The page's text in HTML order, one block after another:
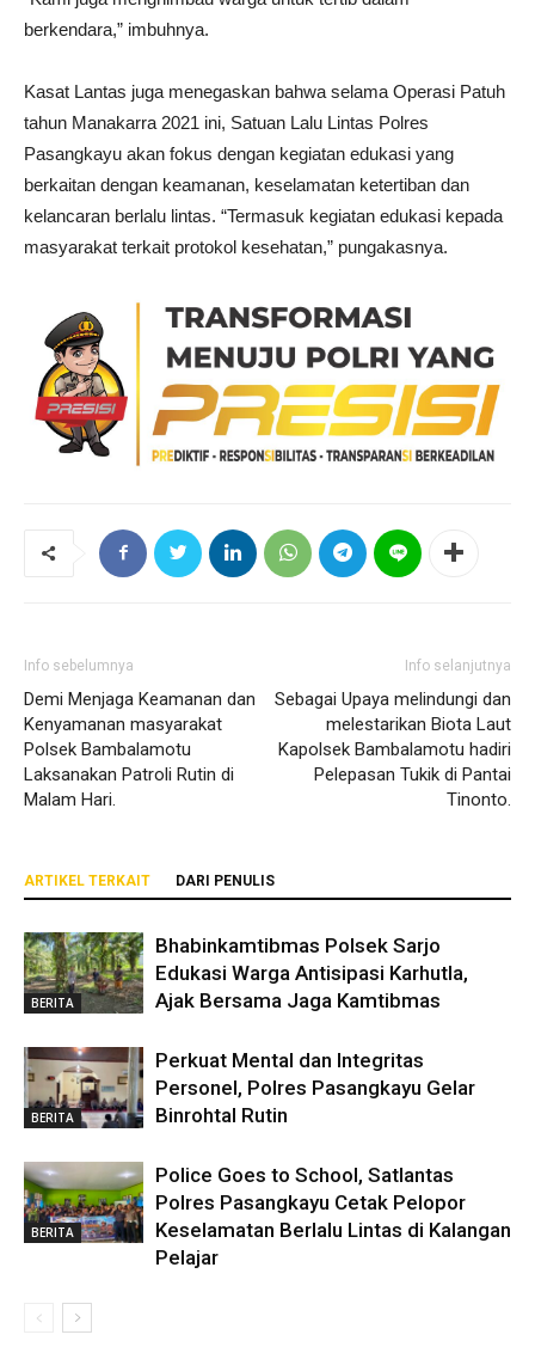
berkendara,” imbuhnya.
Kasat Lantas juga menegaskan bahwa selama Operasi Patuh
tahun Manakarra 2021 ini, Satuan Lalu Lintas Polres
Pasangkayu akan fokus dengan kegiatan edukasi yang
berkaitan dengan keamanan, keselamatan ketertiban dan
kelancaran berlalu lintas. “Termasuk kegiatan edukasi kepada
masyarakat terkait protokol kesehatan,” pungakasnya.
Info sebelumnya
Demi Menjaga Keamanan dan
Kenyamanan masyarakat
Polsek Bambalamotu
Laksanakan Patroli Rutin di
Malam Hari.
Info selanjutnya
Sebagai Upaya melindungi dan
melestarikan Biota Laut
Kapolsek Bambalamotu hadiri
Pelepasan Tukik di Pantai
Tinonto.
ARTIKEL TERKAIT DARI PENULIS
BERITA
Bhabinkamtibmas Polsek Sarjo
Edukasi Warga Antisipasi Karhutla,
Ajak Bersama Jaga Kamtibmas
BERITA
Perkuat Mental dan Integritas
Personel, Polres Pasangkayu Gelar
Binrohtal Rutin
BERITA
Police Goes to School, Satlantas
Polres Pasangkayu Cetak Pelopor
Keselamatan Berlalu Lintas di Kalangan
Pelajar